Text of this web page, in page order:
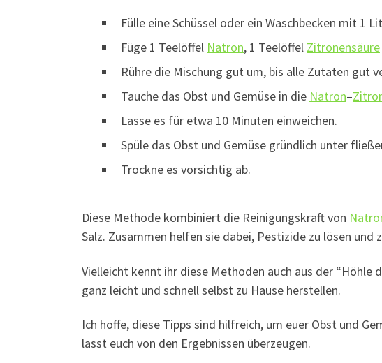
Fülle eine Schüssel oder ein Waschbecken mit 1
Füge 1 Teelöffel Natron, 1 Teelöffel Zitronensäure
Rühre die Mischung gut um, bis alle Zutaten gut
Tauche das Obst und Gemüse in die Natron–
Lasse es für etwa 10 Minuten einweichen.
Spüle das Obst und Gemüse gründlich unter
Trockne es vorsichtig ab.
Diese Methode kombiniert die Reinigungskraft von
Salz. Zusammen helfen sie dabei, Pestizide zu lösen und
Vielleicht kennt ihr diese Methoden auch aus der
ganz leicht und schnell selbst zu Hause herstellen.
Ich hoffe, diese Tipps sind hilfreich, um euer Obst und
lasst euch von den Ergebnissen überzeugen.